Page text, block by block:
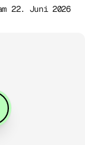
22. Juni 2026